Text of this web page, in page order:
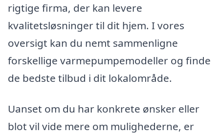
rigtige firma, der kan levere
kvalitetsløsninger til dit hjem. I vores
oversigt kan du nemt sammenligne
forskellige varmepumpemodeller og finde
de bedste tilbud i dit lokalområde.
Uanset om du har konkrete ønsker eller
blot vil vide mere om mulighederne, er